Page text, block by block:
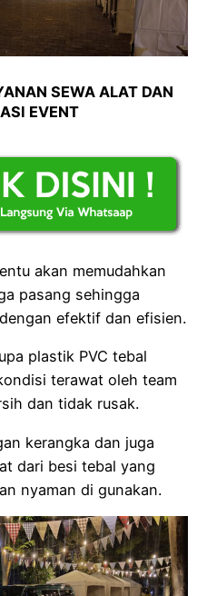
SEWA ALAT DAN
EVENT
akan memudahkan
pasang sehingga
efektif dan efisien.
plastik PVC tebal
terawat oleh team
dan tidak rusak.
kerangka dan juga
dari besi tebal yang
nyaman di gunakan.